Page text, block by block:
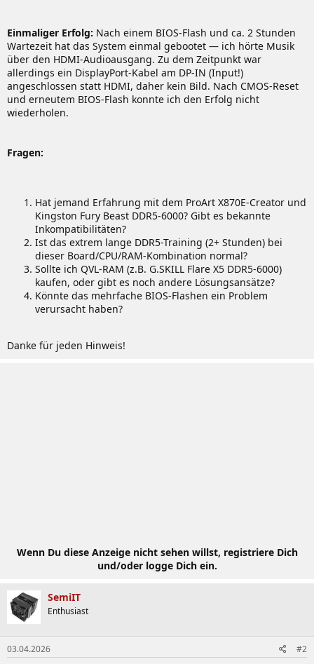
Einmaliger Erfolg: Nach einem BIOS-Flash und ca. 2 Stunden
Wartezeit hat das System einmal gebootet — ich hörte Musik
über den HDMI-Audioausgang. Zu dem Zeitpunkt war
allerdings ein DisplayPort-Kabel am DP-IN (Input!)
angeschlossen statt HDMI, daher kein Bild. Nach CMOS-Reset
und erneutem BIOS-Flash konnte ich den Erfolg nicht
wiederholen.
Fragen:
Hat jemand Erfahrung mit dem ProArt X870E-Creator und
Kingston Fury Beast DDR5-6000? Gibt es bekannte
Inkompatibilitäten?
Ist das extrem lange DDR5-Training (2+ Stunden) bei
dieser Board/CPU/RAM-Kombination normal?
Sollte ich QVL-RAM (z.B. G.SKILL Flare X5 DDR5-6000)
kaufen, oder gibt es noch andere Lösungsansätze?
Könnte das mehrfache BIOS-Flashen ein Problem
verursacht haben?
Danke für jeden Hinweis!
Wenn Du diese Anzeige nicht sehen willst, registriere Dich
und/oder logge Dich ein.
SemiIT
Enthusiast
03.04.2026 #2